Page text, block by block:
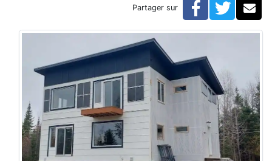
Fabriquer ses propres revêtements, c’est long, mais
Partager sur Facebook